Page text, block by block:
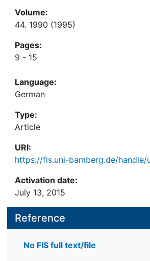
Volume:
44. 1990 (1995)
Pages:
9 - 15
Language:
German
Type:
Article
URI:
https://fis.uni-bamberg.de/handle/
Activation date:
July 13, 2015
Reference
No FIS full text/file